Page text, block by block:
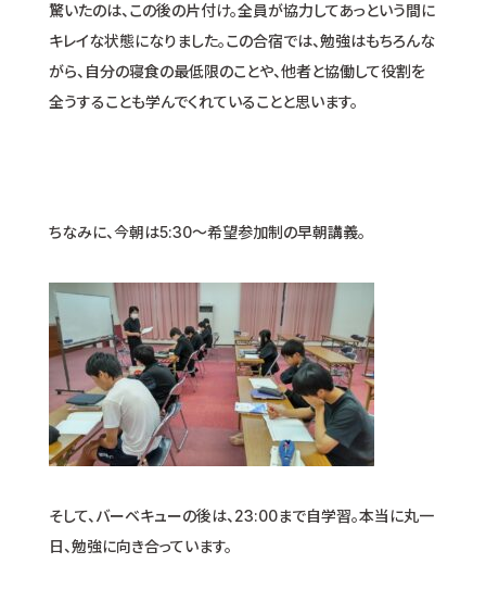
驚いたのは、この後の片付け。全員が協力してあっという間に
キレイな状態になりました。この合宿では、勉強はもちろんな
がら、自分の寝食の最低限のことや、他者と協働して役割を
全うすることも学んでくれていることと思います。
ちなみに、今朝は5:30〜希望参加制の早朝講義。
そして、バーベキューの後は、23:00まで自学習。本当に丸一
日、勉強に向き合っています。